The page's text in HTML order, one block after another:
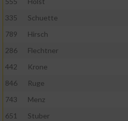
335
Schuette
789
Hirsch
286
Flechtner
442
Krone
846
Ruge
743
Menz
651
Stuber
Verwendung reduzierter Daten
Erstellung von Profilen für
Werbung
Verwendung von Profilen zur
personalisierter Werbung